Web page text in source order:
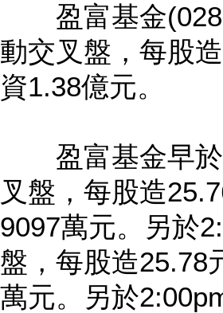
盈富基金
動交叉盤，每股
資1.38億元。
盈富基金早於
叉盤，每股造
9097萬元。另於
盤，每股造25.78
萬元。另於